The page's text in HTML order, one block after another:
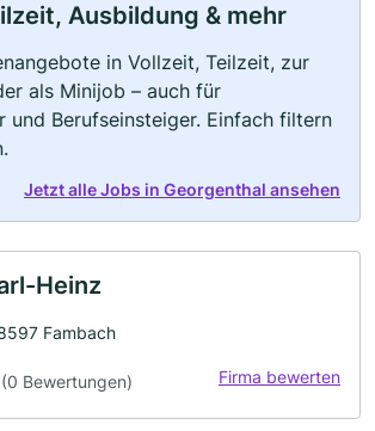
Ausbildung & mehr
in Vollzeit, Teilzeit, zur
als Minijob – auch für
und Berufseinsteiger. Einfach filtern
Jetzt alle Jobs in Georgenthal ansehen
Heinz
Fambach
(0 Bewertungen) Firma bewerten